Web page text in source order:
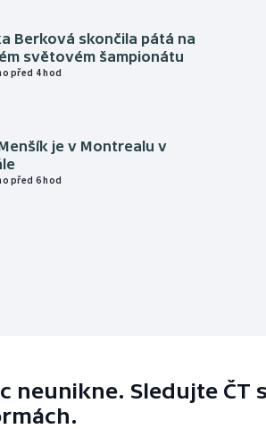
Berková skončila pátá na
světovém šampionátu
před 4 hod
je v Montrealu v
před 6 hod
neunikne. Sledujte ČT